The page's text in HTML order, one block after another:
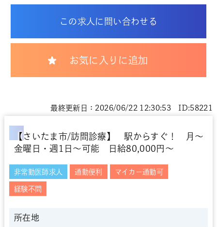
この求人に問い合わせる
お気に入りに追加
【さいたま市/訪問診療】 駅からすぐ！ 月～
金曜日・週1日～可能 日給80,000円～
最終更新日：2026/06/22 12:30:53 ID:58221
非常勤医師求人 通勤便利 マイカー通勤可
経験不問
所在地